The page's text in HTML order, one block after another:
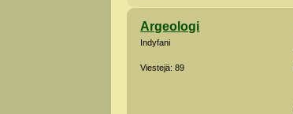
Argeologi
Indyfani
Viestejä: 89